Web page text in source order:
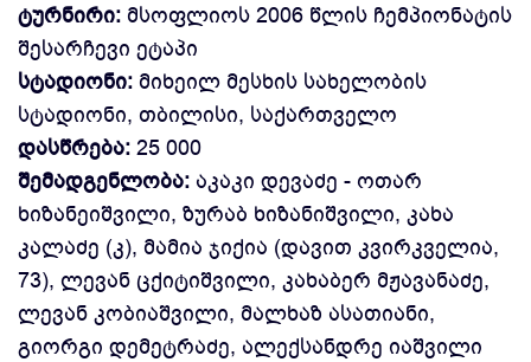
ტურნირი: მსოფლიოს 2006 წლის ჩემპიონატის
შესარჩევი ეტაპი
სტადიონი: მიხეილ მესხის სახელობის
სტადიონი, თბილისი, საქართველო
დასწრება: 25 000
შემადგენლობა: აკაკი დევაძე - ოთარ
ხიზანეიშვილი, ზურაბ ხიზანიშვილი, კახა
კალაძე (კ), მამია ჯიქია (დავით კვირკველია,
73), ლევან ცქიტიშვილი, კახაბერ მჟავანაძე,
ლევან კობიაშვილი, მალხაზ ასათიანი,
გიორგი დემეტრაძე, ალექსანდრე იაშვილი